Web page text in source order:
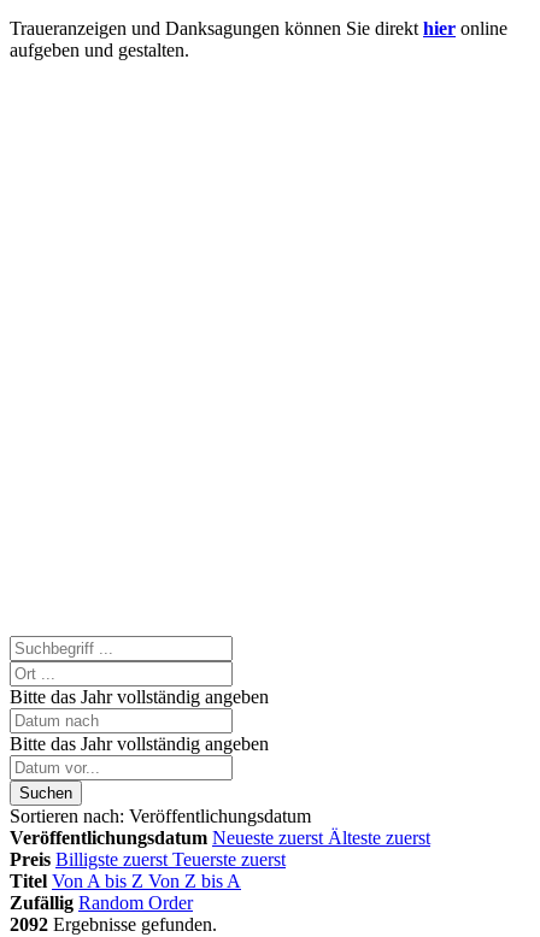
Traueranzeigen und Danksagungen können Sie direkt hier online
aufgeben und gestalten.
Bitte das Jahr vollständig angeben
Bitte das Jahr vollständig angeben
Suchen
Sortieren nach: Veröffentlichungsdatum
Veröffentlichungsdatum Neueste zuerst Älteste zuerst
Preis Billigste zuerst Teuerste zuerst
Titel Von A bis Z Von Z bis A
Zufällig Random Order
2092 Ergebnisse gefunden.